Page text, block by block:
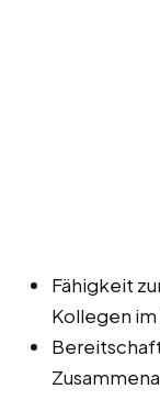
Fähigkeit
Kollegen